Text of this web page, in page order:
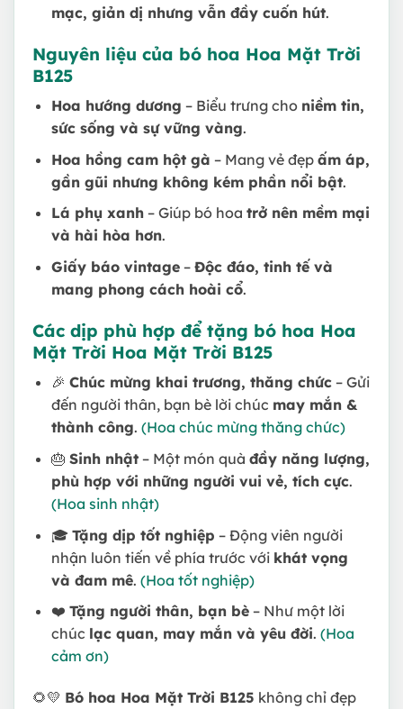
mạc, giản dị nhưng vẫn đầy cuốn hút.
Nguyên liệu của bó hoa Hoa Mặt Trời
B125
Hoa hướng dương – Biểu trưng cho niềm tin,
sức sống và sự vững vàng.
Hoa hồng cam hột gà – Mang vẻ đẹp ấm áp,
gần gũi nhưng không kém phần nổi bật.
Lá phụ xanh– Giúp bó hoa trở nên mềm mại
và hài hòa hơn.
Giấy báo vintage– Độc đáo, tinh tế và
mang phong cách hoài cổ.
Các dịp phù hợp để tặng bó hoa Hoa
Mặt Trời Hoa Mặt Trời B125
🎉 Chúc mừng khai trương, thăng chức– Gửi
đến người thân, bạn bè lời chúc may mắn &
thành công. (Hoa chúc mừng thăng chức)
🎂 Sinh nhật– Một món quà đầy năng lượng,
phù hợp với những người vui vẻ, tích cực.
(Hoa sinh nhật)
🎓 Tặng dịp tốt nghiệp – Động viên người
nhận luôn tiến về phía trước với khát vọng
và đam mê. (Hoa tốt nghiệp)
❤️ Tặng người thân, bạn bè– Như một lời
chúc lạc quan, may mắn và yêu đời. (Hoa
cảm ơn)
🌻💛 Bó hoa Hoa Mặt Trời B125 không chỉ đẹp